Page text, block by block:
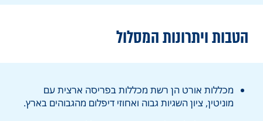
הטבות ויתרונות המסלול
מכללות אורט הן רשת מכללות בפריסה ארצית עם
מוניטין, ציון השגיות גבוה ואחוזי דיפלום מהגבוהים בארץ.